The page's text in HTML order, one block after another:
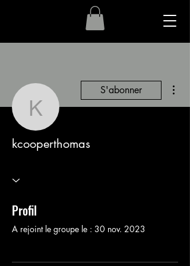
kcooperthomas
S'abonner
kcooperthomas
Profil
A rejoint le groupe le : 30 nov. 2023